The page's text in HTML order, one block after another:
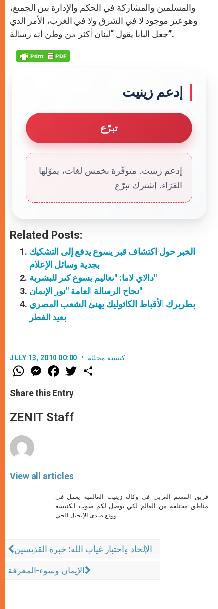
والمسلمين والمشاركة في الحكم والإدارة بين الجميع،
وهو غير موجود لا في الشرق ولا في الغرب، الأمر الذي
جعل البابا يقول “لبنان أكثر من وطن انه رسالة”.
إدعم زينيت
تبرّع
إدعم زينيت. متوفّرة بخمس لغات، يموّلها
القرّاء. إشترك تبرّع
Related Posts:
الخبر حول اكتشاف قبر يسوع يدفع إلى التشكيك
بجدية وسائل الإعلام
دالاي لاما: "تعاليم يسوع كنز للبشرية"
نجاح الرسالة العامة "نور الإيمان"
بطريرك الأقباط الكاثوليك يهنئ الشعب المصري
بعيد الفطر
JULY 13, 2010 00:00 كنيسة محليّة
W
h
t
s
p
p
M
e
s
e
g
e
F
a
e
b
o
k
w
Share this Entry
ZENIT Staff
View all articles
فريق القسم العربي في وكالة زينيت العالمية يعمل في
مناطق مختلفة من العالم لكي يوصل لكم صوت الكنيسة
ووقع صدى الإنجيل الحي.
الإلحاد واختبار غياب الله: خبرة القديسين
الإيمان وسوء-المعرفة